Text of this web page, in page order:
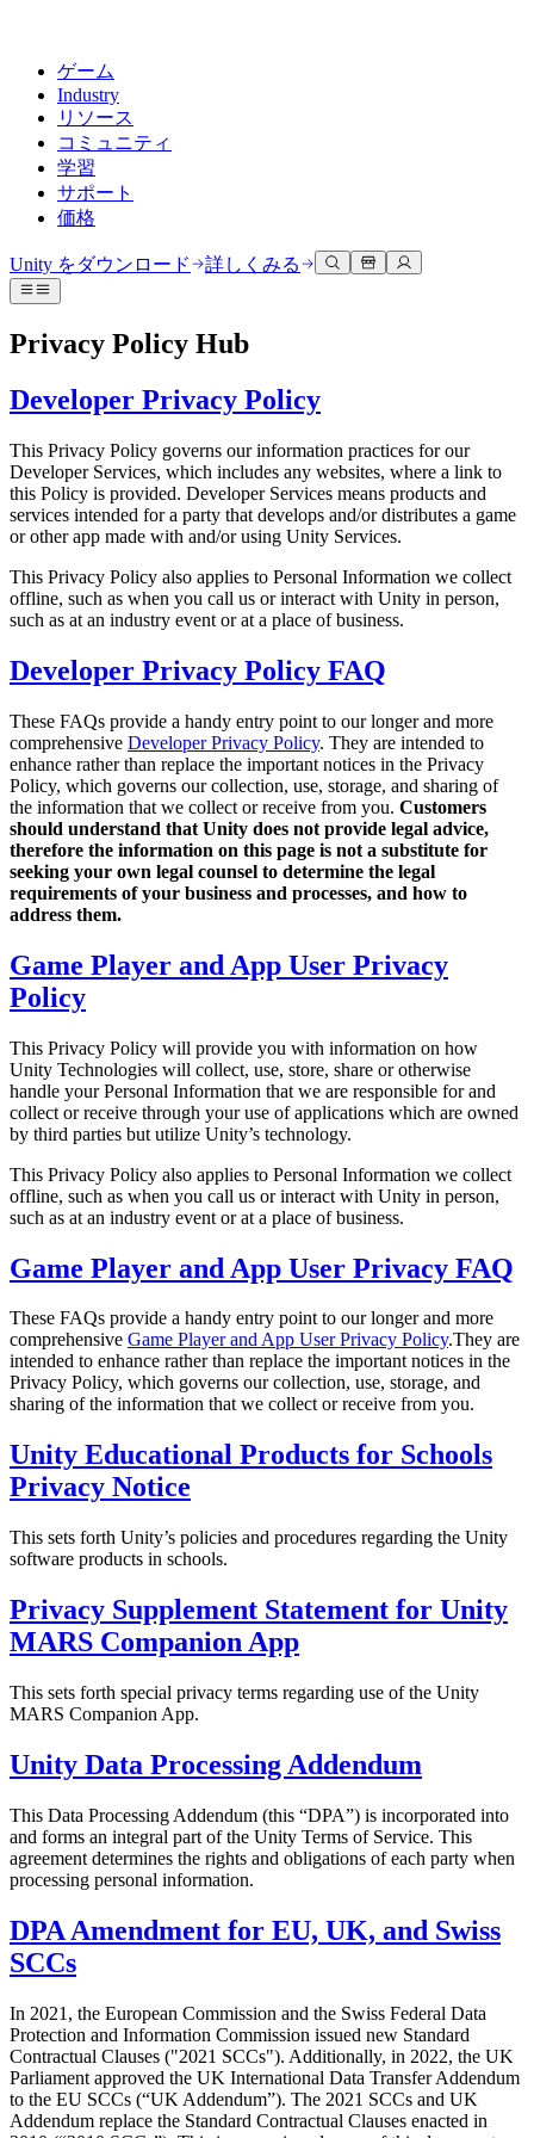
ゲーム
Industry
リソース
コミュニティ
学習
サポート
価格
Unityエンジン
任意のプラットフォーム向けに2Dおよび3Dゲームを構築
チームでの共同作業と迅速なイテレーション
プランと価格
デプロイ
Unity がサポートする 25 以上のプラットフォームを見る
ローンチ後のインサイトとライブゲームオペレーション
成長
詳しく見る
発見され、モバイルユーザーを獲得する
アプリ内課金
ストアとD2C全体でIAPを管理
収益化
プレイヤーを適切なゲームに接続する
Unity で宣伝
Unity で収益化
活用事例
Unity でモバイル向けヒット作を制作して成長させる
インディーゲーム
少人数のチームで大規模なゲームを開発する
XR ゲーム
XR ゲームを複数プラットフォーム向けにローンチする
マルチプレイヤーゲーム
3Dコラボレーション
リアルタイムで3Dプロジェクトを構築およびレビューする
没入型環境でのトレーニング
顧客体験
インタラクティブな3D体験を作成する
業界
運用の卓越性を達成する
店内体験をオンライン体験に変換する
自動車
イノベーションと車内体験を促進する
すべての業界を見る
ドキュメント
公式ユーザーマニュアルとAPIリファレンス
開発者ツール
ロードマップ
今後の機能をレビューする
技術用語のライブラリ
インサイト
ケーススタディ
実際の成功事例
ベストプラクティスガイド
専門家のヒントとコツ
デモ
デモ、サンプル、ビルディングブロック
すべてのリソース
新機能
更新情報、情報、技術的ヒント
ニュース、ストーリー、プレスセンター
ディスカッション
議論、問題解決、つながる
イベント
コミュニティストーリー
Made with Unity
Unityクリエイターの紹介
ライブストリーム
開発者、クリエイター、インサイダーに参加する
Unity Awards
世界中のUnityクリエイターを祝う
Unity Learn
Unityトレーナーでチームをレベルアップ
スタートガイド
学習を開始しましょう
Unity は初めてですか？旅を始めましょう
実用的なヒントとベストプラクティス
教育
学生向け
キャリアをスタートさせる
教育者向け
教育を大幅に強化
教育機関向けライセンス
Unityの力をあなたの機関に持ち込む
認定教材
Unityのマスタリーを証明する
ヘルプを得る
Unityで成功するためのサポート
専門的なサポートで目標を早く達成する
FAQ
よくある質問への回答
お問い合わせ
Unity をダウンロード 詳しくみる
Privacy Policy Hub
Developer Privacy Policy
This Privacy Policy governs our information practices for our
Developer Services, which includes any websites, where a link to
this Policy is provided. Developer Services means products and
services intended for a party that develops and/or distributes a game
or other app made with and/or using Unity Services.
This Privacy Policy also applies to Personal Information we collect
offline, such as when you call us or interact with Unity in person,
such as at an industry event or at a place of business.
Developer Privacy Policy FAQ
These FAQs provide a handy entry point to our longer and more
comprehensive Developer Privacy Policy. They are intended to
enhance rather than replace the important notices in the Privacy
Policy, which governs our collection, use, storage, and sharing of
the information that we collect or receive from you. Customers
should understand that Unity does not provide legal advice,
therefore the information on this page is not a substitute for
seeking your own legal counsel to determine the legal
requirements of your business and processes, and how to
address them.
Game Player and App User Privacy
Policy
This Privacy Policy will provide you with information on how
Unity Technologies will collect, use, store, share or otherwise
handle your Personal Information that we are responsible for and
collect or receive through your use of applications which are owned
by third parties but utilize Unity’s technology.
This Privacy Policy also applies to Personal Information we collect
offline, such as when you call us or interact with Unity in person,
such as at an industry event or at a place of business.
Game Player and App User Privacy FAQ
These FAQs provide a handy entry point to our longer and more
comprehensive Game Player and App User Privacy Policy.They are
intended to enhance rather than replace the important notices in the
Privacy Policy, which governs our collection, use, storage, and
sharing of the information that we collect or receive from you.
Unity Educational Products for Schools
Privacy Notice
This sets forth Unity’s policies and procedures regarding the Unity
software products in schools.
Privacy Supplement Statement for Unity
MARS Companion App
This sets forth special privacy terms regarding use of the Unity
MARS Companion App.
Unity Data Processing Addendum
This Data Processing Addendum (this “DPA”) is incorporated into
and forms an integral part of the Unity Terms of Service. This
agreement determines the rights and obligations of each party when
processing personal information.
DPA Amendment for EU, UK, and Swiss
SCCs
In 2021, the European Commission and the Swiss Federal Data
Protection and Information Commission issued new Standard
Contractual Clauses ("2021 SCCs"). Additionally, in 2022, the UK
Parliament approved the UK International Data Transfer Addendum
to the EU SCCs (“UK Addendum”). The 2021 SCCs and UK
Addendum replace the Standard Contractual Clauses enacted in